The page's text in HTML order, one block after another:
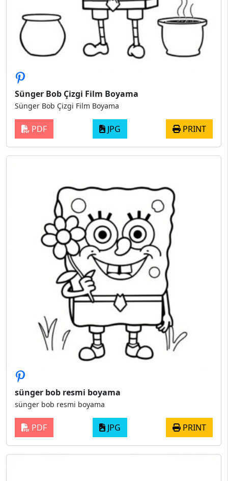
Sünger Bob Çizgi Film Boyama
Sünger Bob Çizgi Film Boyama
PDF JPG PRINT
sünger bob resmi boyama
sünger bob resmi boyama
PDF JPG PRINT